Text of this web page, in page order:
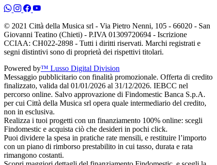
© 2021 Città della Musica srl - Via Pietro Nenni, 105 - 66020 - San
Giovanni Teatino (Chieti) - P.IVA 01309720694 - Iscrizione
CCIAA: CH022-2898 - Tutti i diritti riservati. Marchi registrati e
segni distintivi sono di proprietà dei rispettivi titolari.
Powered by™ Lusso Digital Division
Messaggio pubblicitario con finalità promozionale. Offerta di credito
finalizzato, valida dal 01/01/2026 al 31/12/2026. IEBCC nel
percorso online. Salvo approvazione di Findomestic Banca S.p.A.
per cui Città della Musica srl opera quale intermediario del credito,
non in esclusiva.
Realizza i tuoi progetti con un finanziamento 100% online: scegli
Findomestic e acquista ciò che desideri in pochi click.
Puoi dividere la spesa in pratiche rate mensili, e restituire l’importo
con un piano di rimborso prestabilito in cui tasso, durata e rata
rimangono costanti.